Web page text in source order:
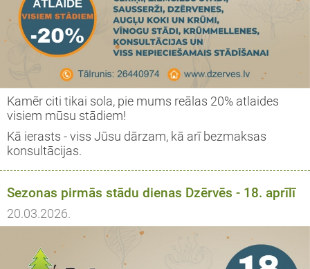
Kamēr citi tikai sola, pie mums reālas 20% atlaides
visiem mūsu stādiem!
Kā ierasts - viss Jūsu dārzam, kā arī bezmaksas
konsultācijas.
Sezonas pirmās stādu dienas Dzērvēs - 18. aprīlī
20.03.2026.